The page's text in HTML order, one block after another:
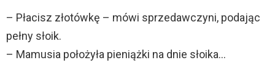
– Płacisz złotówkę – mówi sprzedawczyni, podając
pełny słoik.
– Mamusia położyła pieniążki na dnie słoika…